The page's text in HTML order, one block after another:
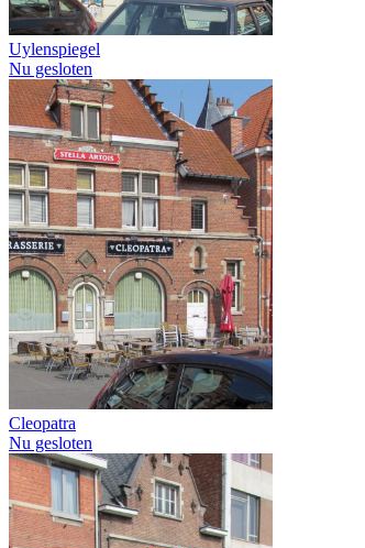
Uylenspiegel
Nu gesloten
Cleopatra
Nu gesloten